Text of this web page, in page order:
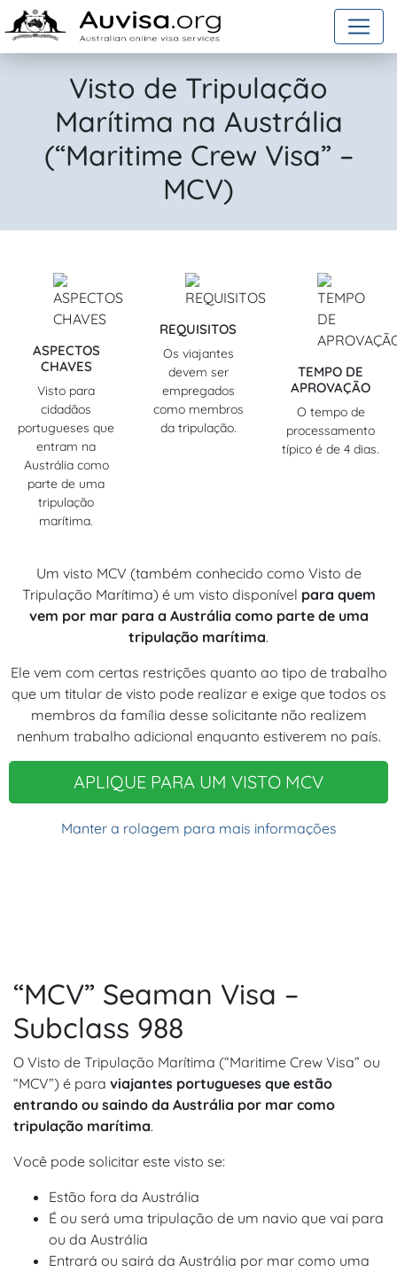
Skip to content
Visto de Tripulação
Marítima na Austrália
(“Maritime Crew Visa” –
MCV)
ASPECTOS
CHAVES
Visto para
cidadãos
portugueses que
entram na
Austrália como
parte de uma
tripulação
marítima.
REQUISITOS
Os viajantes
devem ser
empregados
como membros
da tripulação.
TEMPO DE
APROVAÇÃO
O tempo de
processamento
típico é de 4 dias.
Um visto MCV (também conhecido como Visto de
Tripulação Marítima) é um visto disponível para quem
vem por mar para a Austrália como parte de uma
tripulação marítima.
Ele vem com certas restrições quanto ao tipo de trabalho
que um titular de visto pode realizar e exige que todos os
membros da família desse solicitante não realizem
nenhum trabalho adicional enquanto estiverem no país.
APLIQUE PARA UM VISTO MCV
Manter a rolagem para mais informações
“MCV” Seaman Visa –
Subclass 988
O Visto de Tripulação Marítima (“Maritime Crew Visa” ou
“MCV”) é para viajantes portugueses que estão
entrando ou saindo da Austrália por mar como
tripulação marítima.
Você pode solicitar este visto se:
Estão fora da Austrália
É ou será uma tripulação de um navio que vai para
ou da Austrália
Entrará ou sairá da Austrália por mar como uma